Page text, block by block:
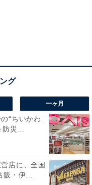
一ヶ月
“ちいかわ
防災...
店に、全国
阪・伊...